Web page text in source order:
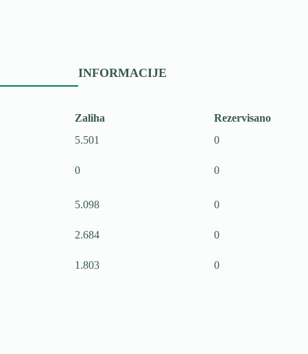
INFORMACIJE
Zaliha Rezervisano
5.501 0
0 0
5.098 0
2.684 0
1.803 0